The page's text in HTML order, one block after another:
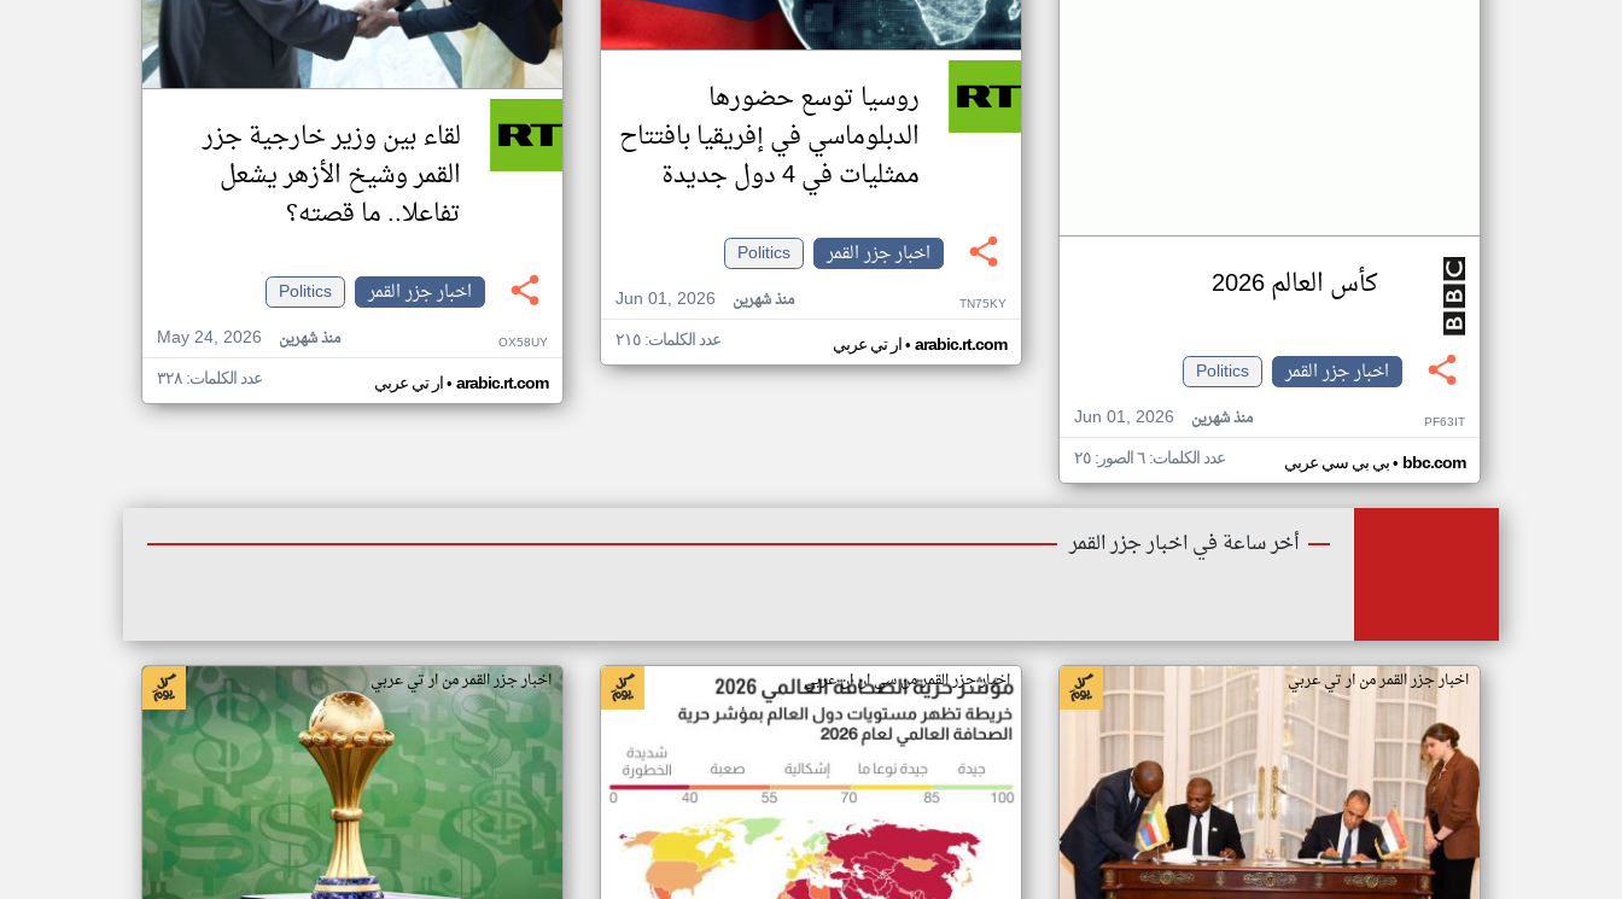
كأس العالم 2026
اخبار جزر القمر
Politics
Jun 01, 2026
منذ شهرين PF63IT
بي بي سي عربي• bbc.com عدد الكلمات: ٦ الصور: ٢٥
روسيا توسع حضورها
الدبلوماسي في إفريقيا بافتتاح
ممثليات في 4 دول جديدة
اخبار جزر القمر
Politics
Jun 01, 2026
منذ شهرين TN75KY
ار تي عربي• arabic.rt.com عدد الكلمات: ٢١٥
لقاء بين وزير خارجية جزر
القمر وشيخ الأزهر يشعل
تفاعلا.. ما قصته؟
اخبار جزر القمر
Politics
May 24, 2026
منذ شهرين OX58UY
ار تي عربي• arabic.rt.com عدد الكلمات: ٣٢٨
أخر ساعة في اخبار جزر القمر
اخبار جزر القمر من ار تي عربي اخبار جزر القمر من سي ان ان عربي اخبار جزر القمر من ار تي عربي